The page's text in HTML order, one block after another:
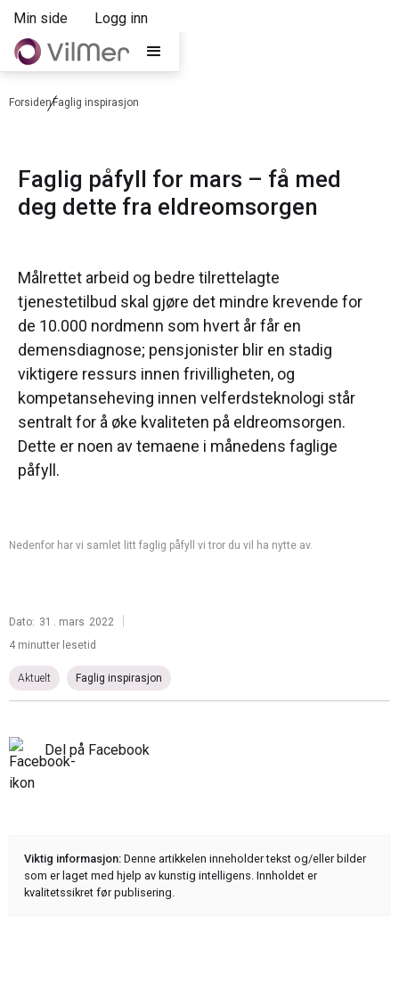
Min side Logg inn
ForsidenFaglig inspirasjon
Faglig påfyll for mars – få med
deg dette fra eldreomsorgen
Målrettet arbeid og bedre tilrettelagte
tjenestetilbud skal gjøre det mindre krevende for
de 10.000 nordmenn som hvert år får en
demensdiagnose; pensjonister blir en stadig
viktigere ressurs innen frivilligheten, og
kompetanseheving innen velferdsteknologi står
sentralt for å øke kvaliteten på eldreomsorgen.
Dette er noen av temaene i månedens faglige
påfyll.
Nedenfor har vi samlet litt faglig påfyll vi tror du vil ha nytte av.
Dato: 31 . mars 2022
4 minutter lesetid
Aktuelt Faglig inspirasjon
Del på Facebook
Viktig informasjon: Denne artikkelen inneholder tekst og/eller bilder
som er laget med hjelp av kunstig intelligens. Innholdet er
kvalitetssikret før publisering.